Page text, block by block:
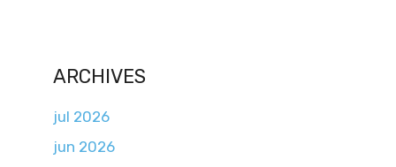
ARCHIVES
jul 2026
jun 2026